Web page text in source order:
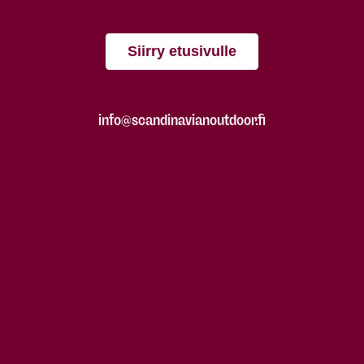
Siirry etusivulle
info@scandinavianoutdoor.fi